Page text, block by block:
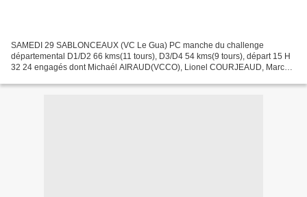
SAMEDI 29 SABLONCEAUX (VC Le Gua) PC manche du challenge
départemental D1/D2 66 kms(11 tours), D3/D4 54 kms(9 tours), départ 15 H
32 24 engagés dont Michaél AIRAUD(VCCO), Lionel COURJEAUD, Marc